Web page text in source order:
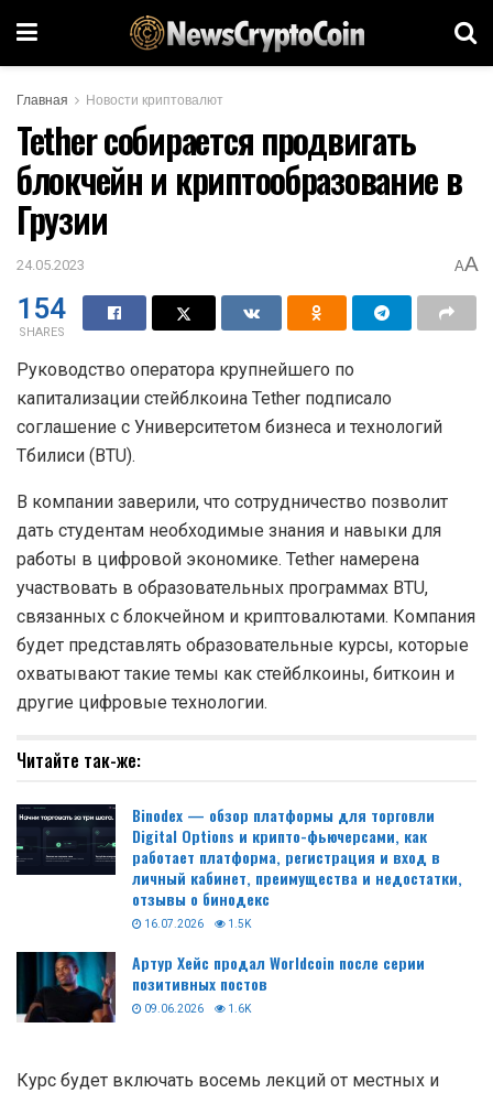
Главная Новости криптовалют
Tether собирается продвигать
блокчейн и криптообразование в
Грузии
24.05.2023 AA
154
SHARES
Руководство оператора крупнейшего по
капитализации стейблкоина Tether подписало
соглашение с Университетом бизнеса и технологий
Тбилиси (BTU).
В компании заверили, что сотрудничество позволит
дать студентам необходимые знания и навыки для
работы в цифровой экономике. Tether намерена
участвовать в образовательных программах BTU,
связанных с блокчейном и криптовалютами. Компания
будет представлять образовательные курсы, которые
охватывают такие темы как стейблкоины, биткоин и
другие цифровые технологии.
Читайте так-же:
Binodex — обзор платформы для торговли
Digital Options и крипто-фьючерсами, как
работает платформа, регистрация и вход в
личный кабинет, преимущества и недостатки,
отзывы о бинодекс
16.07.2026 1.5K
Артур Хейс продал Worldcoin после серии
позитивных постов
09.06.2026 1.6K
Курс будет включать восемь лекций от местных и